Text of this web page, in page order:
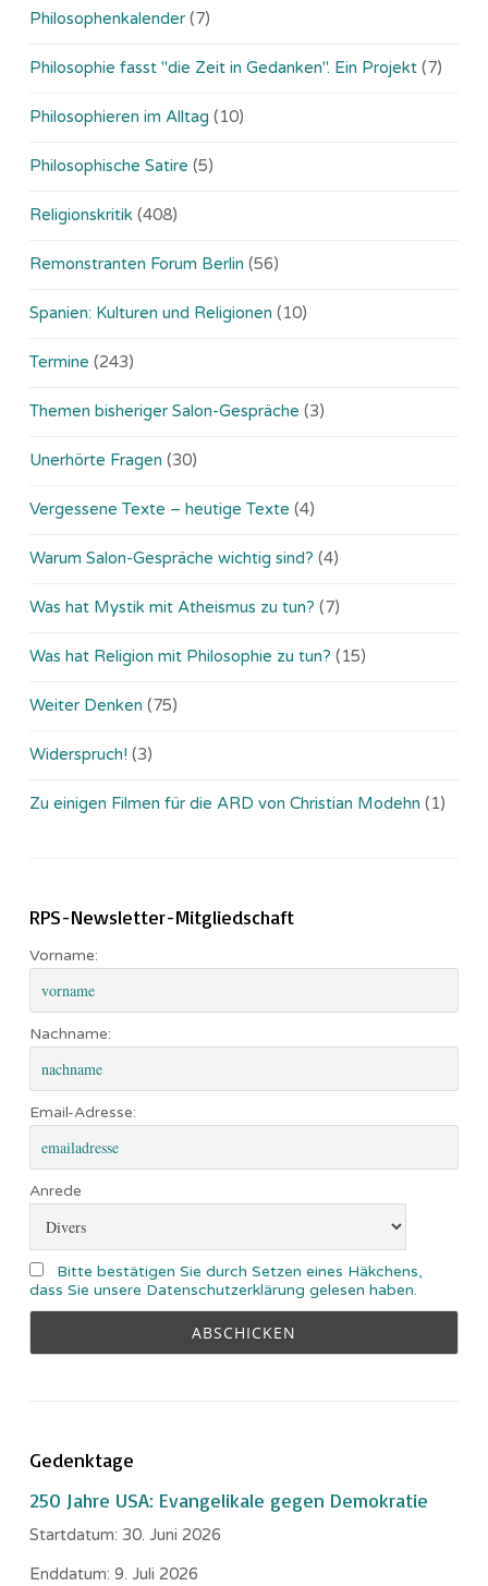
Philosophenkalender (7)
Philosophie fasst "die Zeit in Gedanken". Ein Projekt (7)
Philosophieren im Alltag (10)
Philosophische Satire (5)
Religionskritik (408)
Remonstranten Forum Berlin (56)
Spanien: Kulturen und Religionen (10)
Termine (243)
Themen bisheriger Salon-Gespräche (3)
Unerhörte Fragen (30)
Vergessene Texte – heutige Texte (4)
Warum Salon-Gespräche wichtig sind? (4)
Was hat Mystik mit Atheismus zu tun? (7)
Was hat Religion mit Philosophie zu tun? (15)
Weiter Denken (75)
Widerspruch! (3)
Zu einigen Filmen für die ARD von Christian Modehn (1)
RPS-Newsletter-Mitgliedschaft
Vorname:
Nachname:
Email-Adresse:
Anrede
Bitte bestätigen Sie durch Setzen eines Häkchens,
dass Sie unsere Datenschutzerklärung gelesen haben.
Gedenktage
250 Jahre USA: Evangelikale gegen Demokratie
Startdatum: 30. Juni 2026
Enddatum: 9. Juli 2026